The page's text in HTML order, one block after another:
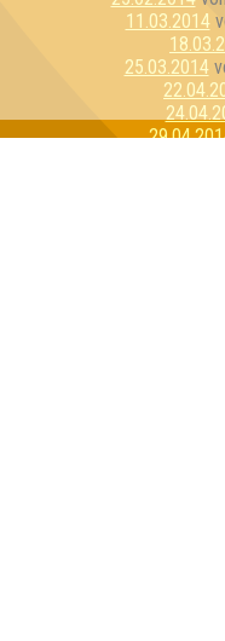
11.03.2014
25.03.2014